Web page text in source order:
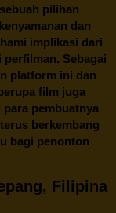
pilihan
dan
implikasi dari
Sebagai
platform ini dan
film juga
pembuatnya
berkembang
bagi penonton
Filipina